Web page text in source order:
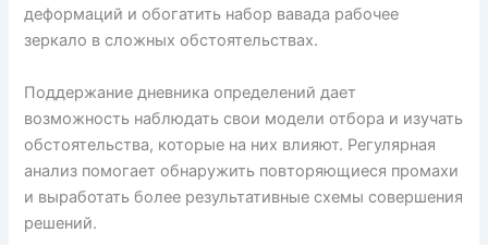
деформаций и обогатить набор вавада рабочее
зеркало в сложных обстоятельствах.
Поддержание дневника определений дает
возможность наблюдать свои модели отбора и изучать
обстоятельства, которые на них влияют. Регулярная
анализ помогает обнаружить повторяющиеся промахи
и выработать более результативные схемы совершения
решений.